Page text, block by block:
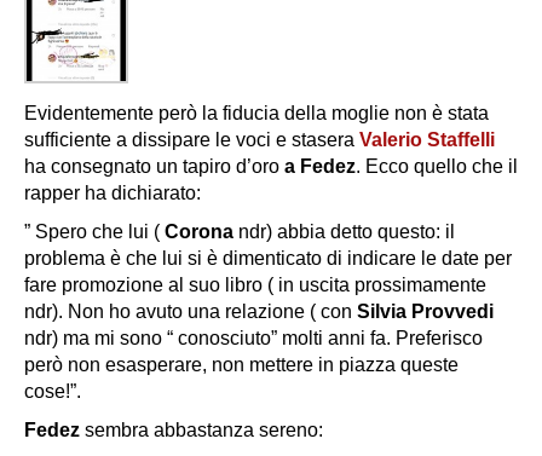
Evidentemente però la fiducia della moglie non è stata
sufficiente a dissipare le voci e stasera Valerio Staffelli
ha consegnato un tapiro d’oro a Fedez. Ecco quello che il
rapper ha dichiarato:
” Spero che lui ( Corona ndr) abbia detto questo: il
problema è che lui si è dimenticato di indicare le date per
fare promozione al suo libro ( in uscita prossimamente
ndr). Non ho avuto una relazione ( con Silvia Provvedi
ndr) ma mi sono “ conosciuto” molti anni fa. Preferisco
però non esasperare, non mettere in piazza queste
cose!”.
Fedez sembra abbastanza sereno: